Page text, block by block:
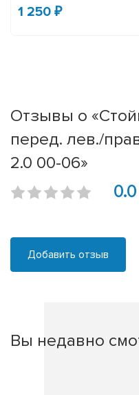
1 250 ₽
Отзывы о
перед. лев./
2.0 00-06»
0.0
Добавить отзыв
Вы недавно